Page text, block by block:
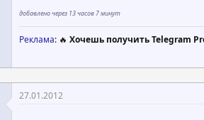
добавлено через 13 часов 7 минут
Реклама: 🔥 Хочешь получить Telegram
27.01.2012